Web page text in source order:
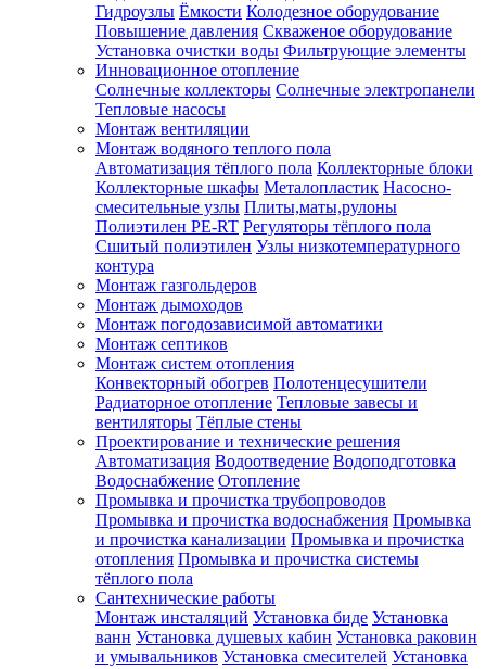
Гидроузлы Ёмкости Колодезное оборудование
Повышение давления Скваженое оборудование
Установка очистки воды Фильтрующие элементы
Инновационное отопление
Солнечные коллекторы Солнечные электропанели
Тепловые насосы
Монтаж вентиляции
Монтаж водяного теплого пола
Автоматизация тёплого пола Коллекторные блоки
Коллекторные шкафы Металопластик Насосно-
смесительные узлы Плиты,маты,рулоны
Полиэтилен PE-RT Регуляторы тёплого пола
Сшитый полиэтилен Узлы низкотемпературного
контура
Монтаж газгольдеров
Монтаж дымоходов
Монтаж погодозависимой автоматики
Монтаж септиков
Монтаж систем отопления
Конвекторный обогрев Полотенцесушители
Радиаторное отопление Тепловые завесы и
вентиляторы Тёплые стены
Проектирование и технические решения
Автоматизация Водоотведение Водоподготовка
Водоснабжение Отопление
Промывка и прочистка трубопроводов
Промывка и прочистка водоснабжения Промывка
и прочистка канализации Промывка и прочистка
отопления Промывка и прочистка системы
тёплого пола
Сантехнические работы
Монтаж инсталяций Установка биде Установка
ванн Установка душевых кабин Установка раковин
и умывальников Установка смесителей Установка